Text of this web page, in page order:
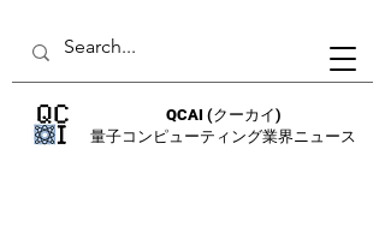
QCAI (クーカイ)
量子コンピューティング業界ニュース